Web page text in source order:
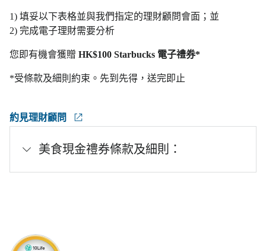
1) 填妥以下表格並與我們指定的理財顧問會面；並
2) 完成電子理財需要分析
您即有機會獲贈 HK$100 Starbucks 電子禮券*
*受條款及細則約束。先到先得，送完即止
約見理財顧問
美食現金禮券條款及細則：